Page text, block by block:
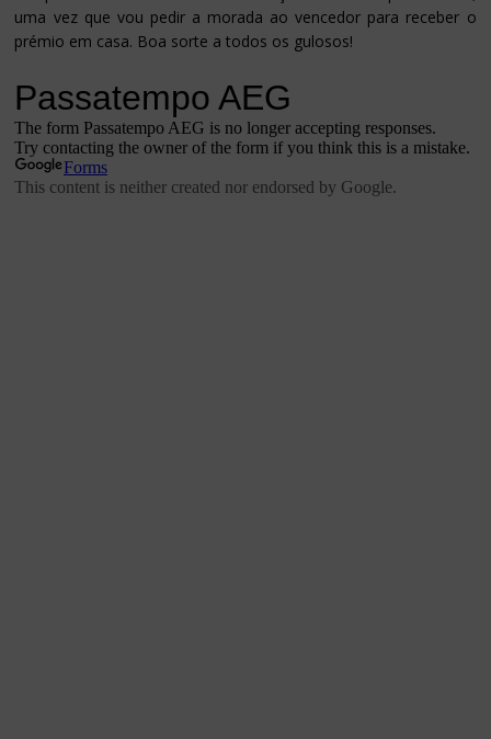
uma vez que vou pedir a morada ao vencedor para receber o
prémio em casa. Boa sorte a todos os gulosos!